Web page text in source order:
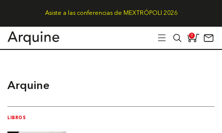
Asiste a las conferencias de MEXTRÓPOLI 2026
0
Arquine
LIBROS